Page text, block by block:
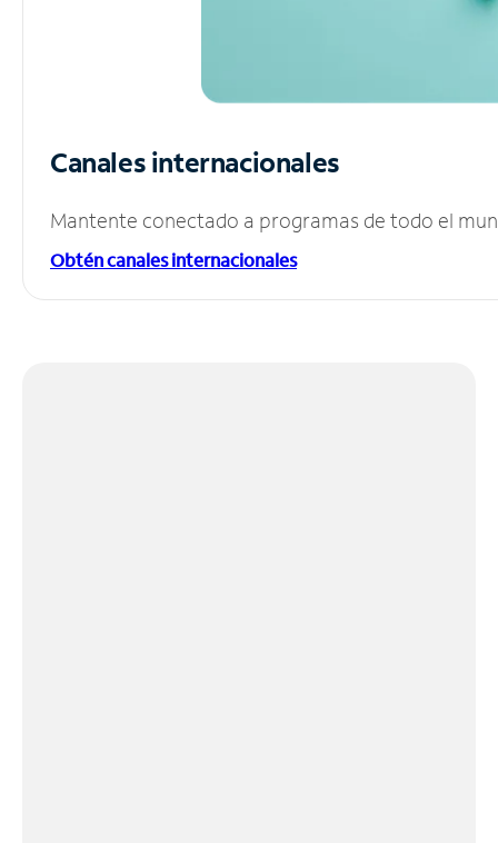
Canales internacionales
Mantente conectado a programas de todo el
Obtén canales internacionales